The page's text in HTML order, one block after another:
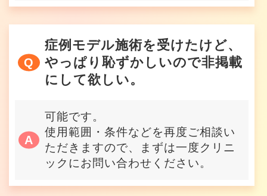
症例モデル施術を受けたけど、
やっぱり恥ずかしいので非掲載
にして欲しい。
可能です。
使用範囲・条件などを再度ご相談い
ただきますので、まずは一度クリニ
ックにお問い合わせください。